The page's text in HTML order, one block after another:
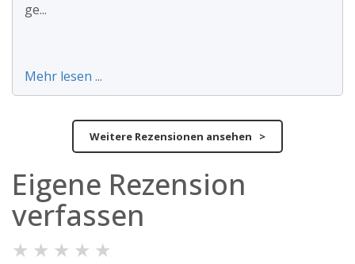
ge...
Mehr lesen ...
Weitere Rezensionen ansehen >
Eigene Rezension
verfassen
★ ★ ★ ★ ★